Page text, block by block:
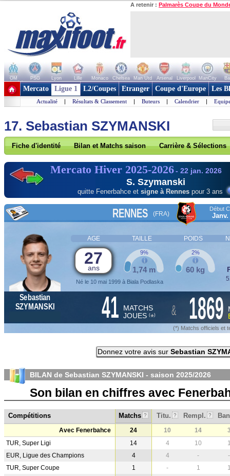
A retenir : Palmarès Coupe du
OM PSG Lyon Lille Monaco Chelsea Man Utd Arsenal Liverpool ManCity
+ de clubs
Mercato Ligue 1 L2/Coupes Etranger Coupe d'Europe Les
Actualité | Résultats & Classement | Buteurs | Calendrier |
17. Sebastian SZYMANSKI
Fiche d'identité Bilan et Matchs saison Carrière & Sélections
Mercato Hiver 2025-2026- 22 jan. 2026
S. Szymanski
quitte Fenerbahce et signe à Rennespour 3 ans
RENNES (FRA)
Début
Janv.
AGE TAILLE POIDS
27
ans
Né le 10 mai 1999 à Biala Podlaska
1,74 m
9%
60 kg
2%
Sebastian
SZYMANSKI
41
MATCHS
JOUES (*) & 1869
(*) Matchs officiels et
Donnez votre avis sur Sebastian
BILAN de Sebastian SZYMANSKI - saison 2025/2026
Son bilan en chiffres avec
Compétitions Matchs ? Titu. ? Rempl. ?
Avec Fenerbahce 24 10 14
TUR, Super Ligi
14 4 10
EUR, Ligue des Champions
4 4 -
-
TUR, Super Coupe
1 - 1